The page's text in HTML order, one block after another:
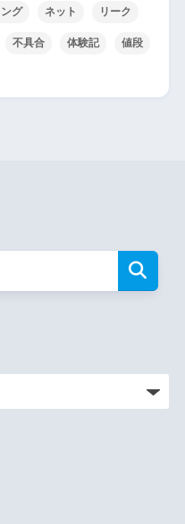
グ ネット リーク
不具合 体験記 値段